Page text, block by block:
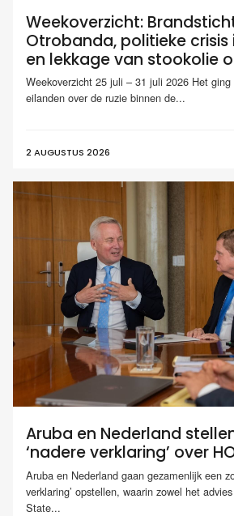
Weekoverzicht:
Otrobanda, politieke crisis
en lekkage van stookolie
Weekoverzicht 25 juli – 31 juli 2026 Het
eilanden over de ruzie binnen de...
2 AUGUSTUS 2026
Aruba en Nederland
‘nadere verklaring’ over
Aruba en Nederland gaan gezamenlijk een
verklaring’ opstellen, waarin zowel het
State...